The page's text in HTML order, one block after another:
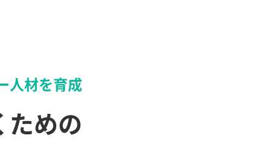
人材を育成
ための